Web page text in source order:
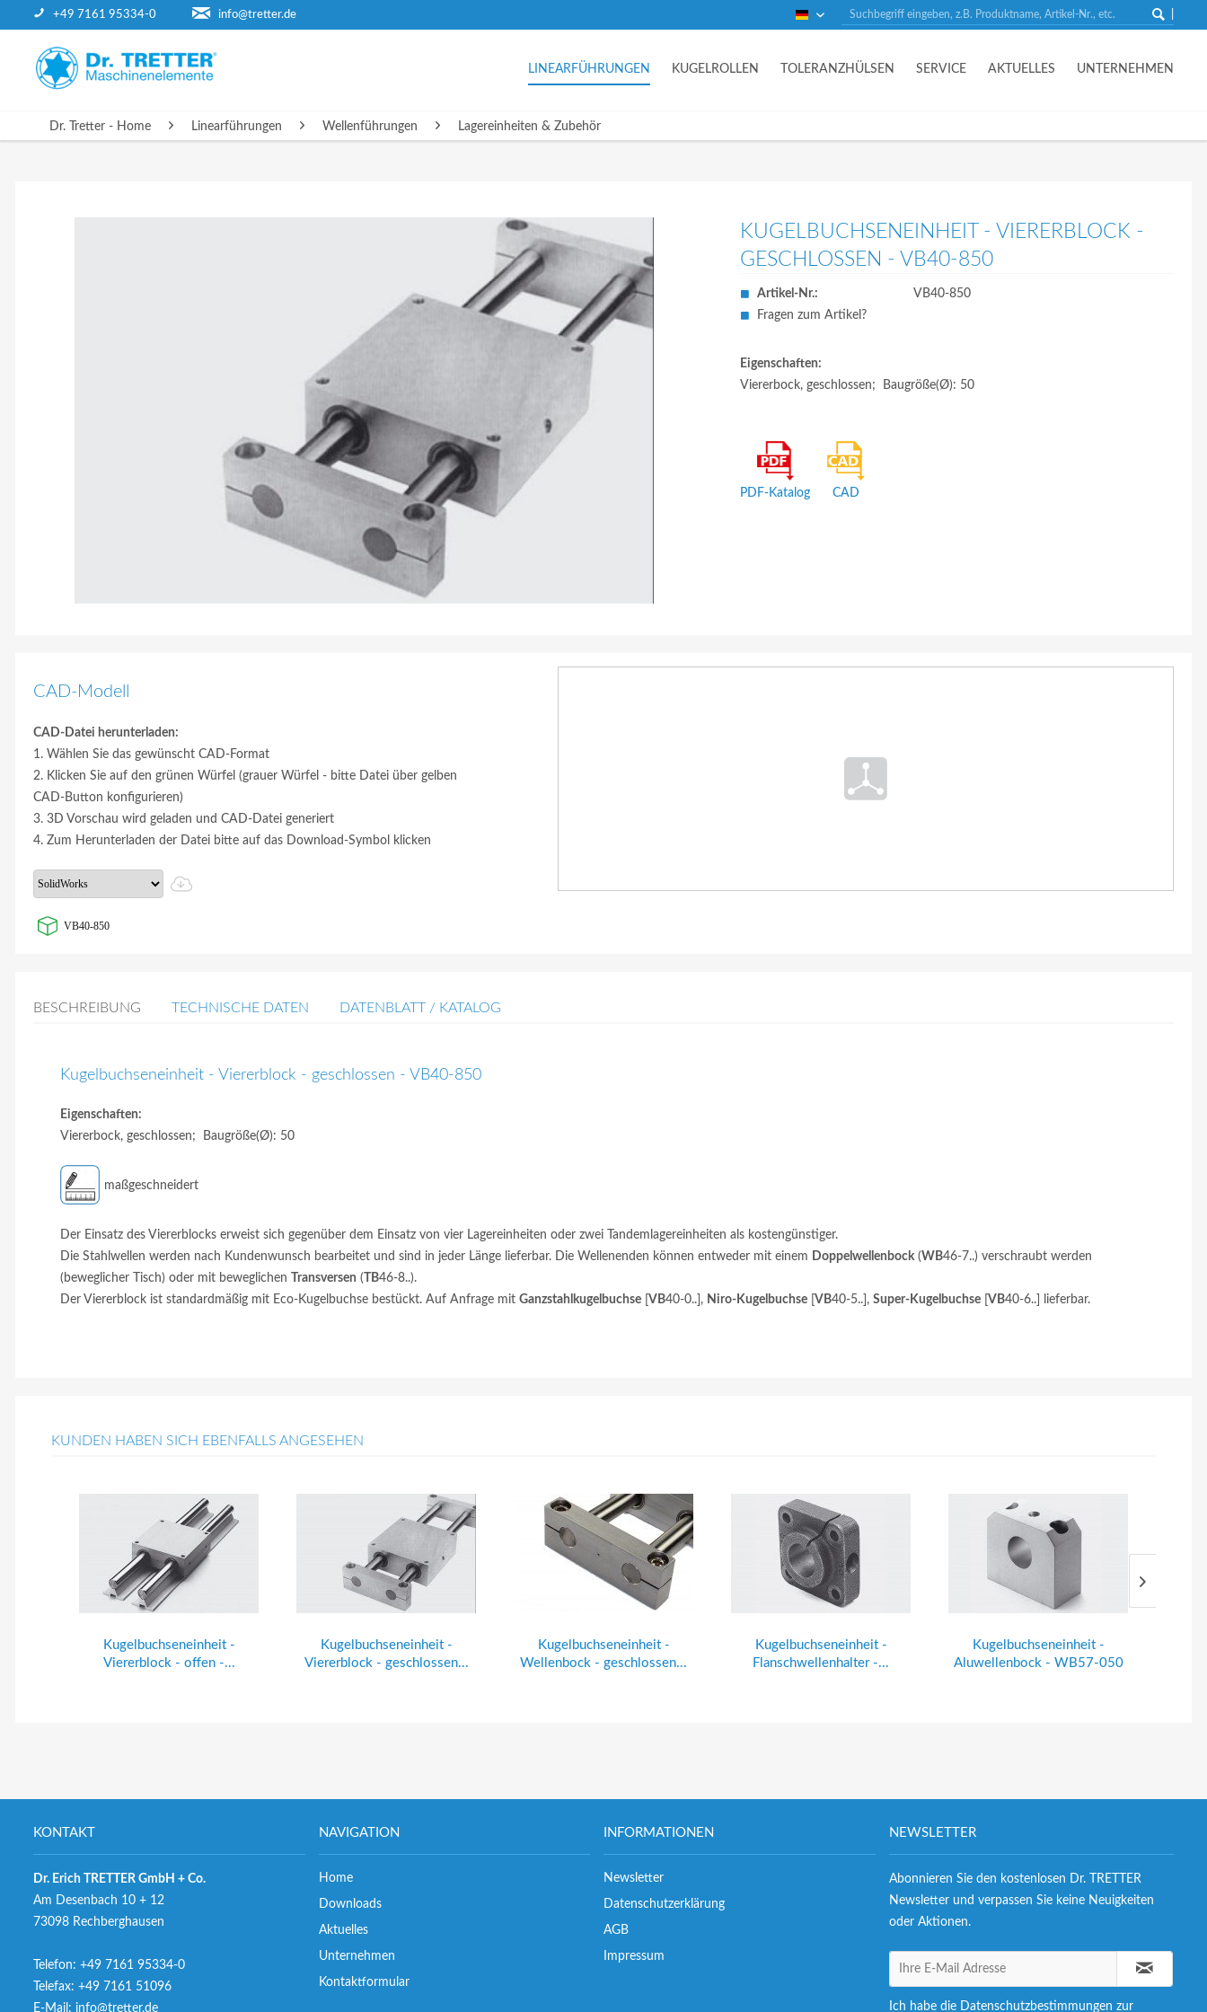
+49 7161 95334-0 info@tretter.de Deutsch
Dr. Tretter - Home Linearführungen Wellenführungen Lagereinheiten & Zubehör
DR. TRETTER - HOME LINEARFÜHRUNGEN KUGELROLLEN TOLERANZHÜLSEN SERVICE AKTUELLES UNTERNEHMEN
KUGELBUCHSENEINHEIT - VIERERBLOCK -
GESCHLOSSEN - VB40-850
Artikel-Nr.:
VB40-850
Fragen zum Artikel?
Eigenschaften:
Viererbock, geschlossen; Baugröße(Ø): 50
PDF-Katalog CAD
CAD-Modell
CAD-Datei herunterladen:
1. Wählen Sie das gewünscht CAD-Format
2. Klicken Sie auf den grünen Würfel (grauer Würfel - bitte Datei über gelben
CAD-Button konfigurieren)
3. 3D Vorschau wird geladen und CAD-Datei generiert
4. Zum Herunterladen der Datei bitte auf das Download-Symbol klicken
VB40-850
BESCHREIBUNG TECHNISCHE DATEN DATENBLATT / KATALOG
Kugelbuchseneinheit - Viererblock - geschlossen - VB40-850
Eigenschaften:
Viererbock, geschlossen; Baugröße(Ø): 50
maßgeschneidert
Der Einsatz des Viererblocks erweist sich gegenüber dem Einsatz von vier Lagereinheiten oder zwei Tandemlagereinheiten als kostengünstiger.
Die Stahlwellen werden nach Kundenwunsch bearbeitet und sind in jeder Länge lieferbar. Die Wellenenden können entweder mit einem Doppelwellenbock(WB46-7..) verschraubt werden
(beweglicher Tisch) oder mit beweglichen
Transversen ( TB46-8..).
Der Viererblock ist standardmäßig mit Eco-Kugelbuchse bestückt. Auf Anfrage mit Ganzstahlkugelbuchse VB40-0..], Niro-Kugelbuchse VB40-5..], Super-Kugelbuchse VB40-6..] lieferbar.
KUNDEN HABEN SICH EBENFALLS ANGESEHEN
Kugelbuchseneinheit -
Viererblock - offen -...
Kugelbuchseneinheit -
Viererblock - geschlossen...
Kugelbuchseneinheit -
Wellenbock - geschlossen...
Kugelbuchseneinheit -
Flanschwellenhalter -...
Kugelbuchseneinheit -
Aluwellenbock - WB57-050
KONTAKT
Dr. Erich TRETTER GmbH + Co.
Am Desenbach 10 + 12
73098 Rechberghausen
Telefon: +49 7161 95334-0
Telefax: +49 7161 51096
E-Mail: info@tretter.de
NAVIGATION
Home
Downloads
Aktuelles
Unternehmen
Kontaktformular
INFORMATIONEN
Newsletter
Datenschutzerklärung
AGB
Impressum
NEWSLETTER
Abonnieren Sie den kostenlosen Dr. TRETTER
Newsletter und verpassen Sie keine Neuigkeiten
oder Aktionen.
Ich habe die Datenschutzbestimmungen zur